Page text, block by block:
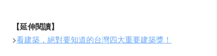
【延伸閱讀】
>看建築，絕對要知道的台灣四大重要建築獎！